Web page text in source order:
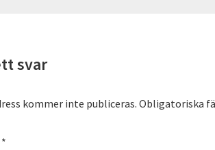
svar
kommer inte publiceras. Obligatoriska
*